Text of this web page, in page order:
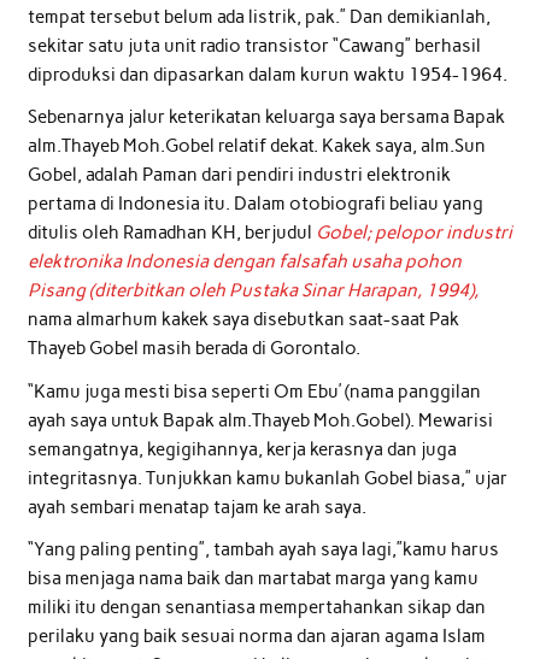
tempat tersebut belum ada listrik, pak.” Dan demikianlah,
sekitar satu juta unit radio transistor “Cawang” berhasil
diproduksi dan dipasarkan dalam kurun waktu 1954-1964.
Sebenarnya jalur keterikatan keluarga saya bersama Bapak
alm.Thayeb Moh.Gobel relatif dekat. Kakek saya, alm.Sun
Gobel, adalah Paman dari pendiri industri elektronik
pertama di Indonesia itu. Dalam otobiografi beliau yang
ditulis oleh Ramadhan KH, berjudul Gobel; pelopor industri
elektronika Indonesia dengan falsafah usaha pohon
Pisang (diterbitkan oleh Pustaka Sinar Harapan, 1994),
nama almarhum kakek saya disebutkan saat-saat Pak
Thayeb Gobel masih berada di Gorontalo.
“Kamu juga mesti bisa seperti Om Ebu’ (nama panggilan
ayah saya untuk Bapak alm.Thayeb Moh.Gobel). Mewarisi
semangatnya, kegigihannya, kerja kerasnya dan juga
integritasnya. Tunjukkan kamu bukanlah Gobel biasa,” ujar
ayah sembari menatap tajam ke arah saya.
“Yang paling penting”, tambah ayah saya lagi,”kamu harus
bisa menjaga nama baik dan martabat marga yang kamu
miliki itu dengan senantiasa mempertahankan sikap dan
perilaku yang baik sesuai norma dan ajaran agama Islam